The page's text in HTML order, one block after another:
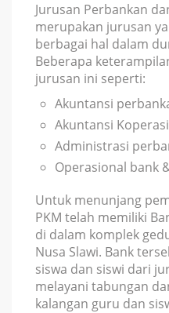
Jurusan Perbankan
merupakan jurusan
berbagai hal dalam
Beberapa
jurusan ini seperti:
Akuntansi
Akuntansi
Administrasi
Operasional bank
Untuk menunjang
PKM telah memiliki
di dalam komplek
Nusa Slawi. Bank
siswa dan siswi dari
melayani tabungan
kalangan guru dan